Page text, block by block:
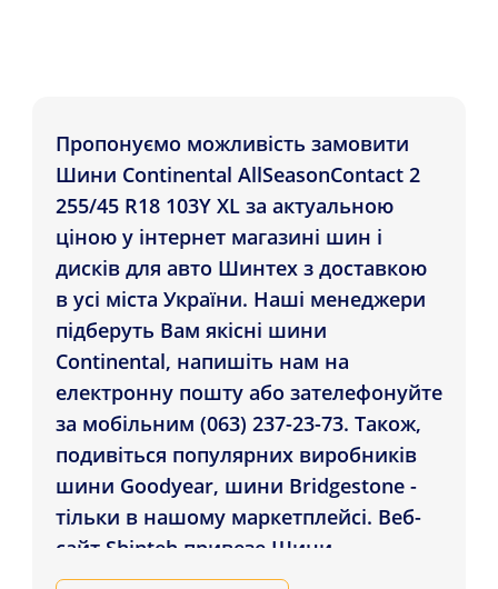
Пропонуємо можливість замовити
Шини Continental AllSeasonContact 2
255/45 R18 103Y XL за актуальною
ціною у інтернет магазині шин і
дисків для авто Шинтех з доставкою
в усі міста України. Наші менеджери
підберуть Вам якісні шини
Continental, напишіть нам на
електронну пошту або зателефонуйте
за мобільним (063) 237-23-73. Також,
подивіться популярних виробників
шини Goodyear, шини Bridgestone -
тільки в нашому маркетплейсі. Веб-
сайт Shinteh привезе Шини
Continental AllSeasonContact 2 255/45